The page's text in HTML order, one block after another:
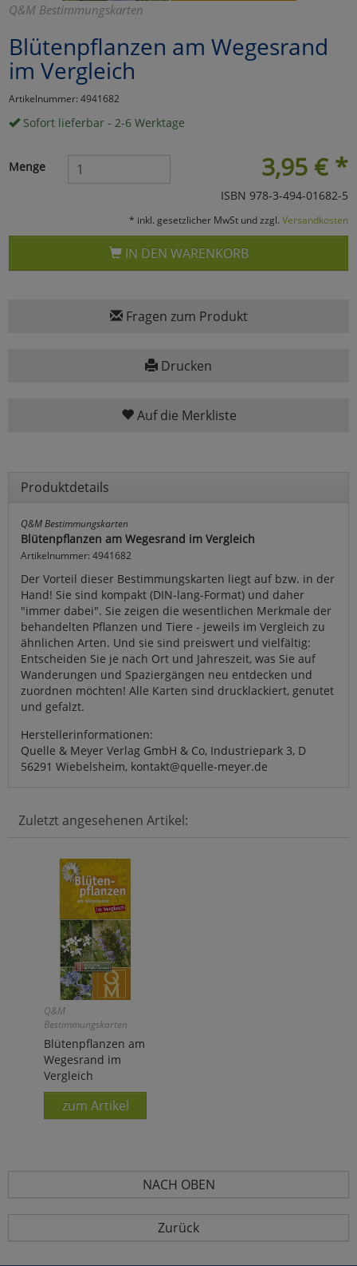
Q&M Bestimmungskarten
Blütenpflanzen am Wegesrand
im Vergleich
Artikelnummer: 4941682
Sofort lieferbar - 2-6 Werktage
3,95 € *
Menge
ISBN 978-3-494-01682-5
* inkl. gesetzlicher MwSt und zzgl. Versandkosten
IN DEN WARENKORB
Fragen zum Produkt
Drucken
Auf die Merkliste
Produktdetails
Q&M Bestimmungskarten
Blütenpflanzen am Wegesrand im Vergleich
Artikelnummer: 4941682
Der Vorteil dieser Bestimmungskarten liegt auf bzw. in der
Hand! Sie sind kompakt (DIN-lang-Format) und daher
"immer dabei". Sie zeigen die wesentlichen Merkmale der
behandelten Pflanzen und Tiere - jeweils im Vergleich zu
ähnlichen Arten. Und sie sind preiswert und vielfältig:
Entscheiden Sie je nach Ort und Jahreszeit, was Sie auf
Wanderungen und Spaziergängen neu entdecken und
zuordnen möchten! Alle Karten sind drucklackiert, genutet
und gefalzt.
Herstellerinformationen:
Quelle & Meyer Verlag GmbH & Co, Industriepark 3, D
56291 Wiebelsheim, kontakt@quelle-meyer.de
Zuletzt angesehenen Artikel:
Q&M
Bestimmungskarten
Blütenpflanzen am
Wegesrand im
Vergleich
zum Artikel
NACH OBEN
Zurück
Umfragetools
Cookies
Alle Akzeptieren
zu Haupptseite